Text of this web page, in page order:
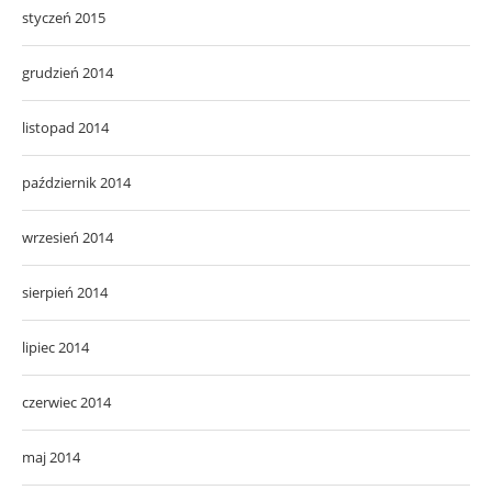
styczeń 2015
grudzień 2014
listopad 2014
październik 2014
wrzesień 2014
sierpień 2014
lipiec 2014
czerwiec 2014
maj 2014